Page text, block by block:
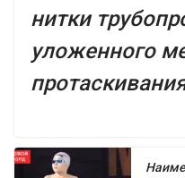
нитки
уложенного